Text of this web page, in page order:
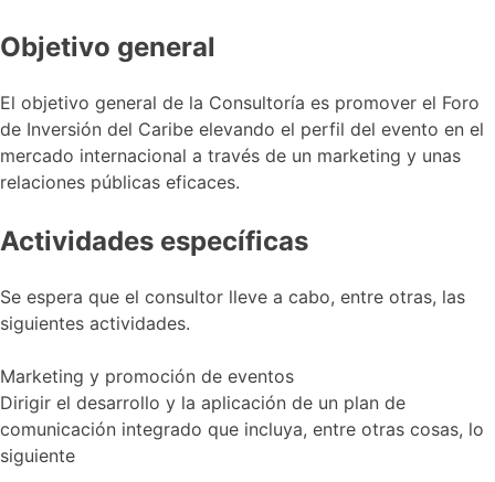
Objetivo general
El objetivo general de la Consultoría es promover el Foro
de Inversión del Caribe elevando el perfil del evento en el
mercado internacional a través de un marketing y unas
relaciones públicas eficaces.
Actividades específicas
Se espera que el consultor lleve a cabo, entre otras, las
siguientes actividades.
Marketing y promoción de eventos
Dirigir el desarrollo y la aplicación de un plan de
comunicación integrado que incluya, entre otras cosas, lo
siguiente